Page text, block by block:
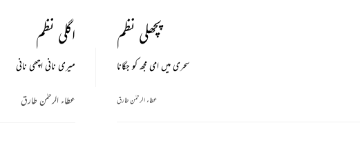
اگلی نظم
میری نانی اچھی نانی
عطاء الرحمٰن طارق
پچھلی نظم
سحری میں امی مجھ کو جگانا
عطاء الرحمٰن طارق